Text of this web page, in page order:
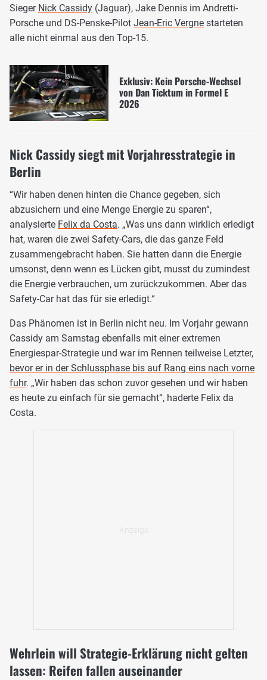
Sieger Nick Cassidy (Jaguar), Jake Dennis im Andretti-
Porsche und DS-Penske-Pilot Jean-Eric Vergne starteten
alle nicht einmal aus den Top-15.
Exklusiv: Kein Porsche-Wechsel
von Dan Ticktum in Formel E
2026
Nick Cassidy siegt mit Vorjahresstrategie in
Berlin
“Wir haben denen hinten die Chance gegeben, sich
abzusichern und eine Menge Energie zu sparen“,
analysierte Felix da Costa. „Was uns dann wirklich erledigt
hat, waren die zwei Safety-Cars, die das ganze Feld
zusammengebracht haben. Sie hatten dann die Energie
umsonst, denn wenn es Lücken gibt, musst du zumindest
die Energie verbrauchen, um zurückzukommen. Aber das
Safety-Car hat das für sie erledigt.“
Das Phänomen ist in Berlin nicht neu. Im Vorjahr gewann
Cassidy am Samstag ebenfalls mit einer extremen
Energiespar-Strategie und war im Rennen teilweise Letzter,
bevor er in der Schlussphase bis auf Rang eins nach vorne
fuhr. „Wir haben das schon zuvor gesehen und wir haben
es heute zu einfach für sie gemacht“, haderte Felix da
Costa.
Wehrlein will Strategie-Erklärung nicht gelten
lassen: Reifen fallen auseinander